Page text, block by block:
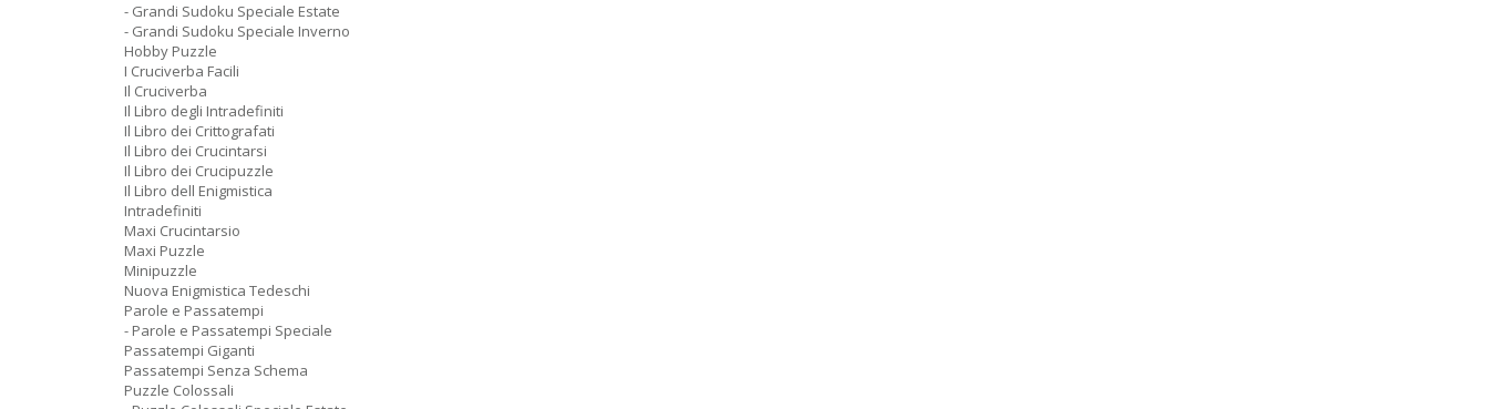
- Grandi Sudoku Speciale Estate
- Grandi Sudoku Speciale Inverno
Hobby Puzzle
I Cruciverba Facili
Il Cruciverba
Il Libro degli Intradefiniti
Il Libro dei Crittografati
Il Libro dei Crucintarsi
Il Libro dei Crucipuzzle
Il Libro dell Enigmistica
Intradefiniti
Maxi Crucintarsio
Maxi Puzzle
Minipuzzle
Nuova Enigmistica Tedeschi
Parole e Passatempi
- Parole e Passatempi Speciale
Passatempi Giganti
Passatempi Senza Schema
Puzzle Colossali